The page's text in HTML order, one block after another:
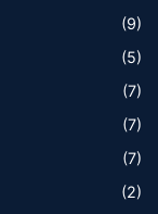
(9)
(5)
(7)
(7)
(7)
(2)